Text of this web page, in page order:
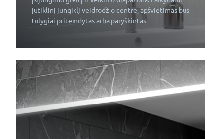
jutiklinį jungiklį veidrodžio centre, apšvietimas bus
tolygiai pritemdytas arba paryškintas.